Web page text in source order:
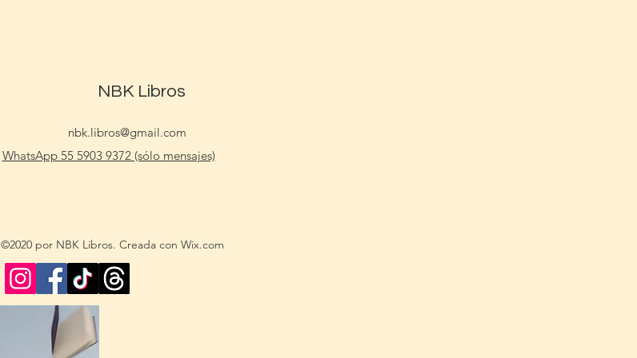
NBK Libros
nbk.libros@gmail.com
WhatsApp 55 5903 9372 (sólo mensajes)
©2020 por NBK Libros. Creada con Wix.com